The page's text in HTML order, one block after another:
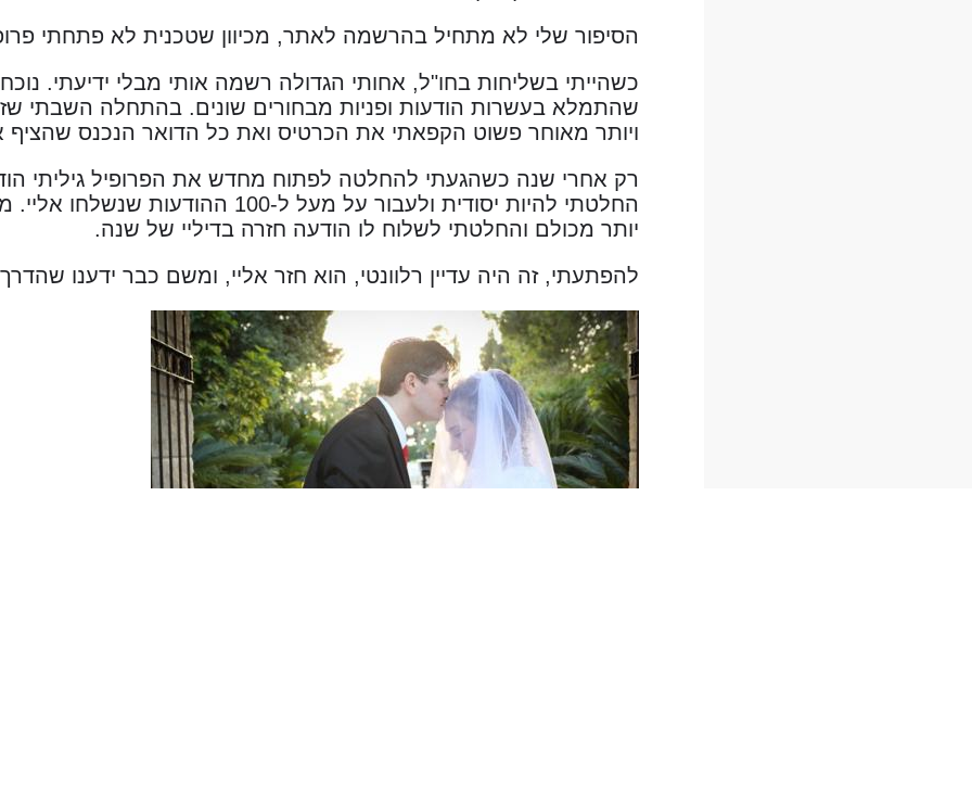
הסיפור שלי לא מתחיל בהרשמה לאתר, מכיוון שטכנית לא פתחתי
כשהייתי בשליחות בחו"ל, אחותי הגדולה רשמה אותי מבלי ידיעתי.
שהתמלא בעשרות הודעות ופניות מבחורים שונים. בהתחלה השבתי
ויותר מאוחר פשוט הקפאתי את הכרטיס ואת כל הדואר הנכנס שהציף
רק אחרי שנה כשהגעתי להחלטה לפתוח מחדש את הפרופיל גיליתי
החלטתי להיות יסודית ולעבור על מעל ל-
יותר מכולם והחלטתי לשלוח לו הודעה חזרה בדיליי של שנה.
להפתעתי, זה היה עדיין רלוונטי, הוא חזר אליי, ומשם כבר ידענו